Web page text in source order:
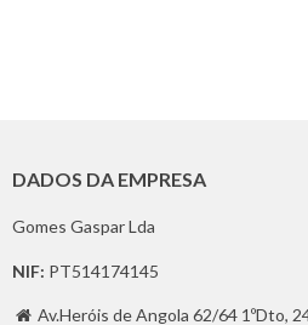
DADOS DA EMPRESA
Gomes Gaspar Lda
NIF: PT514174145
 Av.Heróis de Angola 62/64 1ºDto,